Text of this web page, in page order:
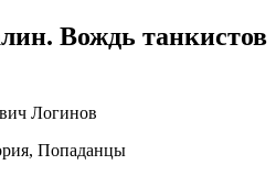
Вождь танкистов
Логинов
Попаданцы